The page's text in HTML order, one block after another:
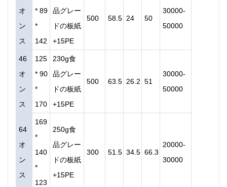
オ
ン
ス
* 89
*
142
品グレー
ドの板紙
+15PE
500 58.5 24 50
30000-
50000
46
オ
ン
ス
125
* 90
*
170
230g食
品グレー
ドの板紙
+15PE
500 63.5 26.2 51
30000-
50000
64
オ
ン
ス
169
*
140
*
123
250g食
品グレー
ドの板紙
+15PE
300 51.5 34.5 66.3
20000-
30000